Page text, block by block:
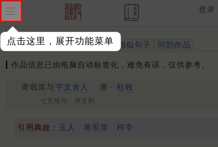
点击这里，展开功能菜单
登录
作品 标注四声 出处、引用 相似句子 同韵作品
作品信息已由电脑自动标签化，难免有误，仅供参考。
寄珉笛与 宇文舍人 唐 · 杜牧
七言绝句 押支韵
引用典故： 玉人 将军笛 柯亭